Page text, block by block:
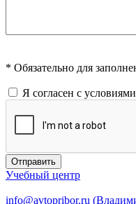
* Обязательно для
Я согласен с условиями
Отправить
Учебный центр
info@avtopribor.ru